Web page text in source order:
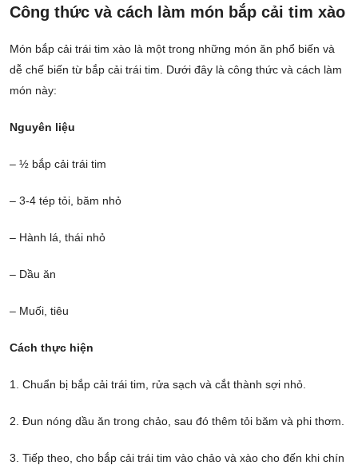
Công thức và cách làm món bắp cải tim xào
Món bắp cải trái tim xào là một trong những món ăn phổ biến và
dễ chế biến từ bắp cải trái tim. Dưới đây là công thức và cách làm
món này:
Nguyên liệu
– ½ bắp cải trái tim
– 3-4 tép tỏi, băm nhỏ
– Hành lá, thái nhỏ
– Dầu ăn
– Muối, tiêu
Cách thực hiện
1. Chuẩn bị bắp cải trái tim, rửa sạch và cắt thành sợi nhỏ.
2. Đun nóng dầu ăn trong chảo, sau đó thêm tỏi băm và phi thơm.
3. Tiếp theo, cho bắp cải trái tim vào chảo và xào cho đến khi chín